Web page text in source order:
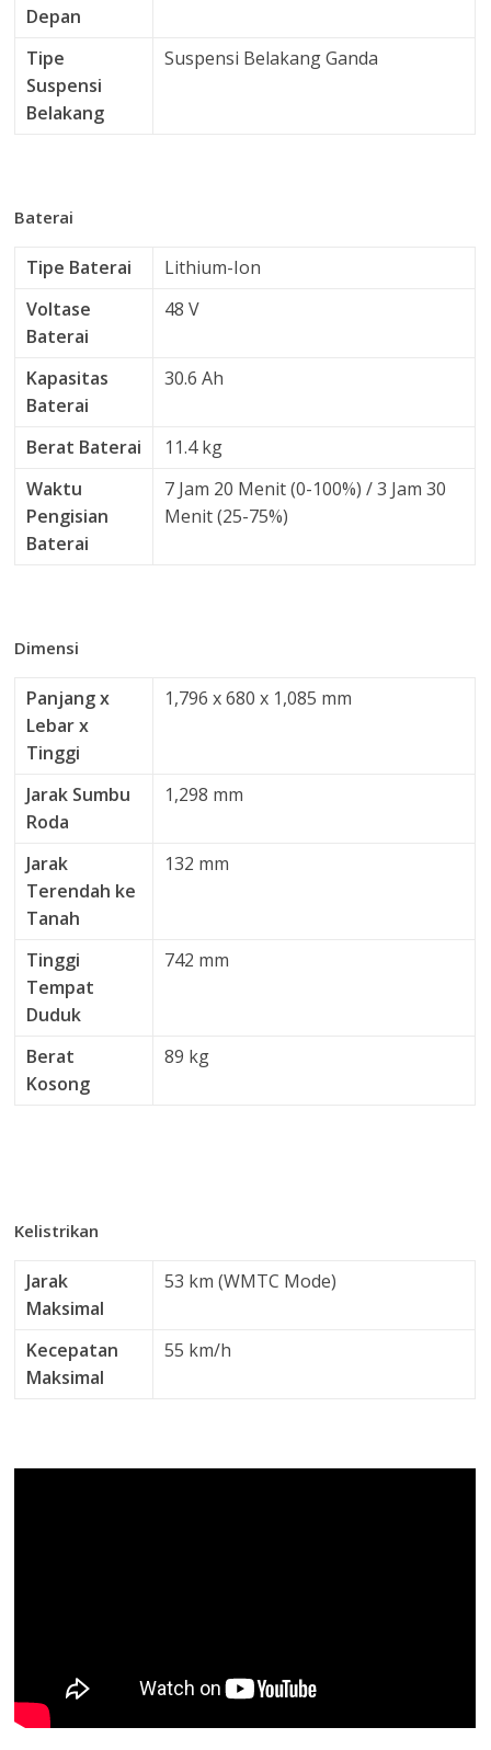
Depan
Tipe
Suspensi
Belakang
Suspensi Belakang Ganda
Baterai
Tipe Baterai
Lithium-Ion
Voltase
Baterai
48 V
Kapasitas
Baterai
30.6 Ah
Berat Baterai
11.4 kg
Waktu
Pengisian
Baterai
7 Jam 20 Menit (0-100%) / 3 Jam 30
Menit (25-75%)
Dimensi
Panjang x
Lebar x
Tinggi
1,796 x 680 x 1,085 mm
Jarak Sumbu
Roda
1,298 mm
Jarak
Terendah ke
Tanah
132 mm
Tinggi
Tempat
Duduk
742 mm
Berat
Kosong
89 kg
Kelistrikan
Jarak
Maksimal
53 km (WMTC Mode)
Kecepatan
Maksimal
55 km/h